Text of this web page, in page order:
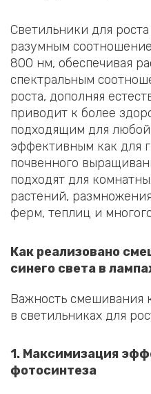
Светильники для
разумным
800 нм, обеспечивая
спектральным
роста, дополняя
приводит к более
подходящим для любой
эффективным как для
почвенного
подходят для
растений,
ферм, теплиц и
Как реализовано
синего света в
Важность смешивания
в светильниках для
1. Максимизация
фотосинтеза